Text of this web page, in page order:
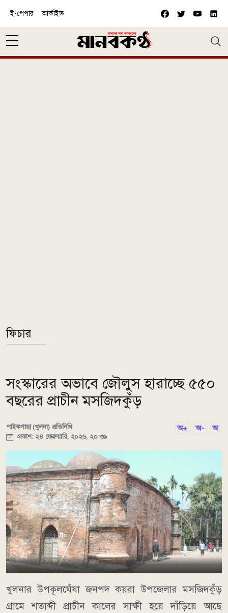
ই-পেপার আর্কাইভ
ফিচার
সংস্কারের অভাবে জৌলুস হারাচ্ছে ৫৫০
বছরের প্রাচীন মসজিদকুঁড়
পাইকগাছা (খুলনা) প্রতিনিধি
প্রকাশ: ২৪ ফেব্রুয়ারি, ২০২৬, ২০:৩৯
অ+ অ- অ
খুলনার উপকূলঘেঁষা জনপদ কয়রা উপজেলার মসজিদকুঁড়
গ্রামে শতাব্দী প্রাচীন কালের সাক্ষী হয়ে দাঁড়িয়ে আছে